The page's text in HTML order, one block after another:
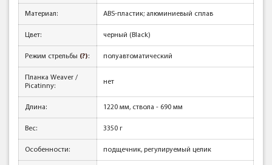
Материал: ABS-пластик; алюминиевый сплав
Цвет: черный (Black)
Режим стрельбы (?): полуавтоматический
Планка Weaver /
Picatinny:
нет
Длина: 1220 мм, ствола - 690 мм
Вес: 3350 г
Особенности: подщечник, регулируемый целик